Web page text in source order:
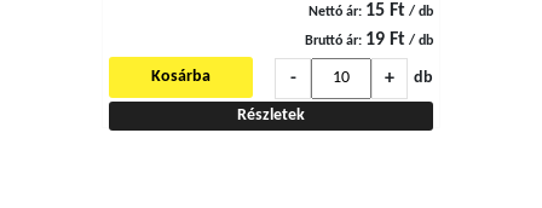
Nettó ár: 15 Ft / db
Bruttó ár: 19 Ft / db
- + db
Kosárba
Részletek